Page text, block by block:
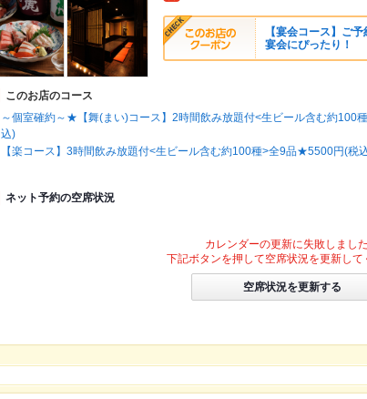
【宴会コース】ご
宴会にぴったり！
このお店のコース
～個室確約～★【舞(まい)コース】2時間飲み放題付<生ビール含む約100
込)
【楽コース】3時間飲み放題付<生ビール含む約100種>全9品★5500円(税
ネット予約の空席状況
カレンダーの更新に失敗しました
下記ボタンを押して空席状況を更新して
空席状況を更新する